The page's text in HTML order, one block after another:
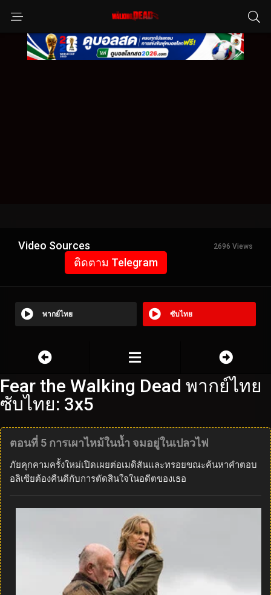
Video Sources 2696 Views
ติดตาม Telegram
พากย์ไทย ซับไทย
Fear the Walking Dead พากย์ไทย
ซับไทย: 3x5
ตอนที่ 5 การเผาไหม้ในน้ำ จมอยู่ในเปลวไฟ
ภัยคุกคามครั้งใหม่เปิดเผยต่อเมดิสันและทรอยขณะค้นหาคำตอบ
อลิเซียต้องคืนดีกับการตัดสินใจในอดีตของเธอ